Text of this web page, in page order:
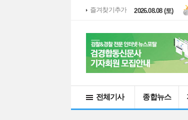
즐겨찾기추가 2026.08.08 (토)
전체기사 종합뉴스